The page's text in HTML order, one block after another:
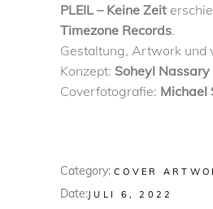
PLEIL – Keine Zeit
Timezone Records.
Gestaltung, Artwork und
Konzept: Soheyl Nassary
Coverfotografie: Michael
Category: COVER
Date:JULI 6, 2022